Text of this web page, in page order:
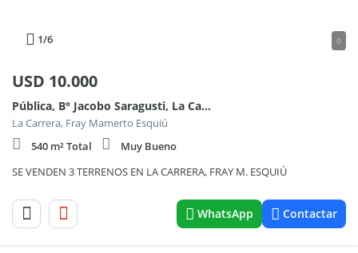
1/6 0
USD 10.000
Pública, B° Jacobo Saragusti, La Carrera 100
La Carrera, Fray Mamerto Esquiú
540 m² Total
Muy Bueno
SE VENDEN 3 TERRENOS EN LA CARRERA, FRAY M. ESQUIÚ
WhatsApp Contactar